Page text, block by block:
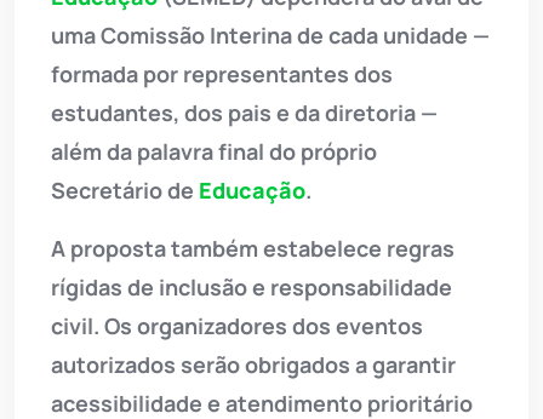
uma Comissão Interina de cada unidade —
formada por representantes dos
estudantes, dos pais e da diretoria —
além da palavra final do próprio
Secretário de Educação.
A proposta também estabelece regras
rígidas de inclusão e responsabilidade
civil. Os organizadores dos eventos
autorizados serão obrigados a garantir
acessibilidade e atendimento prioritário